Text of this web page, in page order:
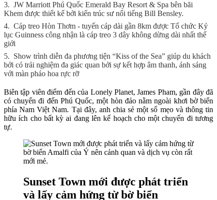
3. JW Marriott Phú Quốc Emerald Bay Resort & Spa bên bãi
Khem được thiết kế bởi kiến trúc sư nổi tiếng Bill Bensley.
4. Cáp treo Hòn Thơm - tuyến cáp dài gần 8km được Tổ chức Kỷ
lục Guinness công nhận là cáp treo 3 dây không dừng dài nhất thế
giới
5. Show trình diễn đa phương tiện “Kiss of the Sea” giúp du khách
bởi có trải nghiệm đa giác quan bởi sự kết hợp âm thanh, ánh sáng
với màn pháo hoa rực rỡ
Biên tập viên điểm đến của Lonely Planet, James Pham, gần đây đã
có chuyến đi đến Phú Quốc, một hòn đảo nằm ngoài khơi bờ biển
phía Nam Việt Nam. Tại đây, anh chia sẻ một số mẹo và thông tin
hữu ích cho bất kỳ ai đang lên kế hoạch cho một chuyến đi tương
tự.
Sunset Town mới được phát triển
và lấy cảm hứng từ bờ biển